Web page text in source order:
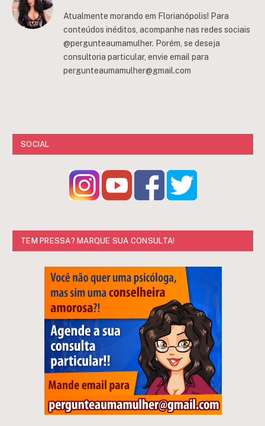
Atualmente morando em Florianópolis! Para
conteúdos inéditos, acompanhe nas redes sociais
@pergunteaumamulher. Porém, se deseja
consultoria particular, envie email para
pergunteaumamulher@gmail.com
SOCIAL
TEM PRESSA? MARQUE SUA CONSULTA!